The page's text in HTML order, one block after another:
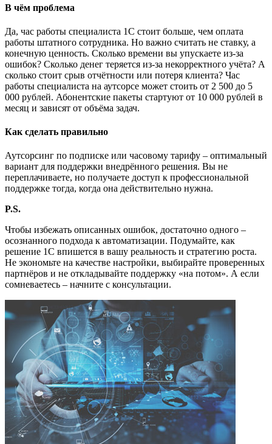
В чём проблема
Да, час работы специалиста 1С стоит больше, чем оплата
работы штатного сотрудника. Но важно считать не ставку, а
конечную ценность. Сколько времени вы упускаете из-за
ошибок? Сколько денег теряется из-за некорректного учёта? А
сколько стоит срыв отчётности или потеря клиента? Час
работы специалиста на аутсорсе может стоить от 2 500 до 5
000 рублей. Абонентские пакеты стартуют от 10 000 рублей в
месяц и зависят от объёма задач.
Как сделать правильно
Аутсорсинг по подписке или часовому тарифу – оптимальный
вариант для поддержки внедрённого решения. Вы не
переплачиваете, но получаете доступ к профессиональной
поддержке тогда, когда она действительно нужна.
P.S.
Чтобы избежать описанных ошибок, достаточно одного –
осознанного подхода к автоматизации. Подумайте, как
решение 1С впишется в вашу реальность и стратегию роста.
Не экономьте на качестве настройки, выбирайте проверенных
партнёров и не откладывайте поддержку «на потом». А если
сомневаетесь – начните с консультации.